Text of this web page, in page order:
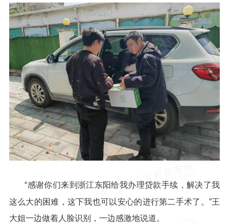
“感谢你们来到浙江东阳给我办理贷款手续，解决了我
这么大的困难，这下我也可以安心的进行第二手术了。”王
大姐一边做着人脸识别，一边感激地说道。